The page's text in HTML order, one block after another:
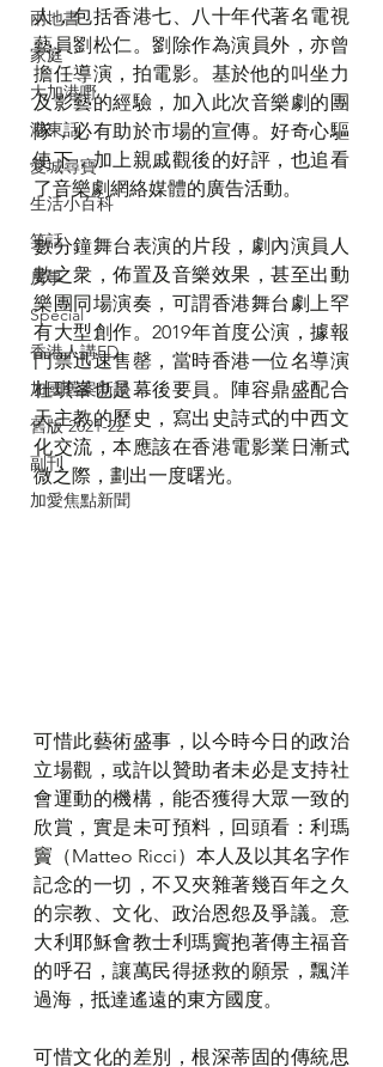
兩地書
家庭
大加港嘢
港東話
愛城尋寶
生活小百科
笑話
房事
Special
香港人講ED
加國舊案新談
舊版 2021-22
副刊
加愛焦點新聞
人，包括香港七、八十年代著名電視
藝員劉松仁。劉除作為演員外，亦曾
擔任導演，拍電影。基於他的叫坐力
及影藝的經驗，加入此次音樂劇的團
隊，必有助於市場的宣傳。好奇心驅
使下，加上親戚觀後的好評，也追看
了音樂劇網絡媒體的廣告活動。
數分鐘舞台表演的片段，劇內演員人
數之衆，佈置及音樂效果，甚至出動
樂團同場演奏，可謂香港舞台劇上罕
有大型創作。2019年首度公演，據報
門票迅速售罄，當時香港一位名導演
杜琪峯也是幕後要員。陣容鼎盛配合
天主教的歷史，寫出史詩式的中西文
化交流，本應該在香港電影業日漸式
微之際，劃出一度曙光。
可惜此藝術盛事，以今時今日的政治
立場觀，或許以贊助者未必是支持社
會運動的機構，能否獲得大眾一致的
欣賞，實是未可預料，回頭看：利瑪
竇（Matteo Ricci）本人及以其名字作
記念的一切，不又夾雜著幾百年之久
的宗教、文化、政治恩怨及爭議。意
大利耶穌會教士利瑪竇抱著傳主福音
的呼召，讓萬民得拯救的願景，飄洋
過海，抵達遙遠的東方國度。
可惜文化的差別，根深蒂固的傳統思